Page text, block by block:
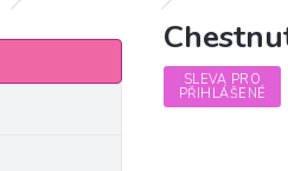
SLEVA PRO
PŘIHLÁŠENÉ